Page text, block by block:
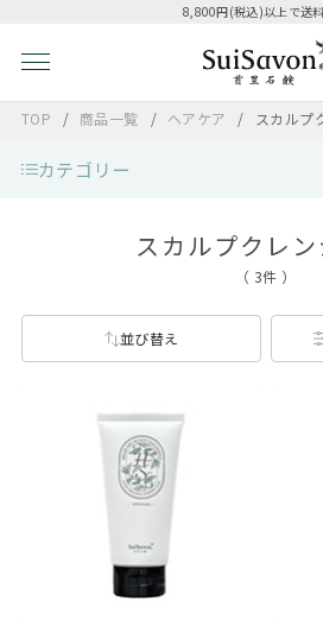
8,800円(税込)以上で送
TOP 商品一覧 ヘアケア スカルプ
カテゴリー
スカルプクレ
（ 3件 ）
並び替え